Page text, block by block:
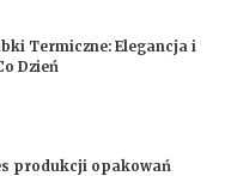
Termiczne: Elegancja i
Dzień
produkcji opakowań